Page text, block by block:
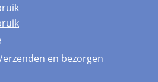
en bezorgen